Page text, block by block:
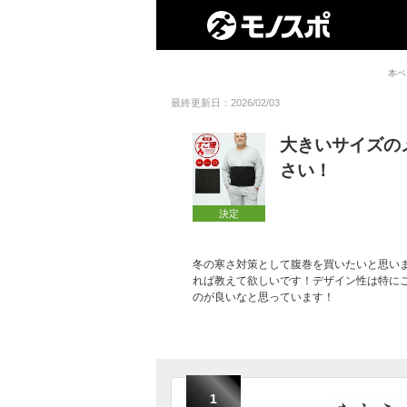
本
最終更新日：2026/02/03
決定
大きいサイズ
さい！
冬の寒さ対策として腹巻を買いたいと思い
れば教えて欲しいです！デザイン性は特に
のが良いなと思っています！
1